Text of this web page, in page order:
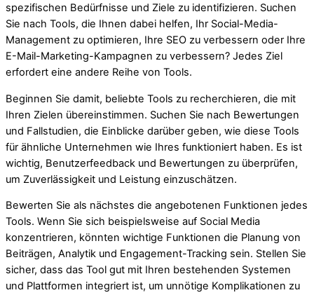
spezifischen Bedürfnisse und Ziele zu identifizieren. Suchen
Sie nach Tools, die Ihnen dabei helfen, Ihr Social-Media-
Management zu optimieren, Ihre SEO zu verbessern oder Ihre
E-Mail-Marketing-Kampagnen zu verbessern? Jedes Ziel
erfordert eine andere Reihe von Tools.
Beginnen Sie damit, beliebte Tools zu recherchieren, die mit
Ihren Zielen übereinstimmen. Suchen Sie nach Bewertungen
und Fallstudien, die Einblicke darüber geben, wie diese Tools
für ähnliche Unternehmen wie Ihres funktioniert haben. Es ist
wichtig, Benutzerfeedback und Bewertungen zu überprüfen,
um Zuverlässigkeit und Leistung einzuschätzen.
Bewerten Sie als nächstes die angebotenen Funktionen jedes
Tools. Wenn Sie sich beispielsweise auf Social Media
konzentrieren, könnten wichtige Funktionen die Planung von
Beiträgen, Analytik und Engagement-Tracking sein. Stellen Sie
sicher, dass das Tool gut mit Ihren bestehenden Systemen
und Plattformen integriert ist, um unnötige Komplikationen zu